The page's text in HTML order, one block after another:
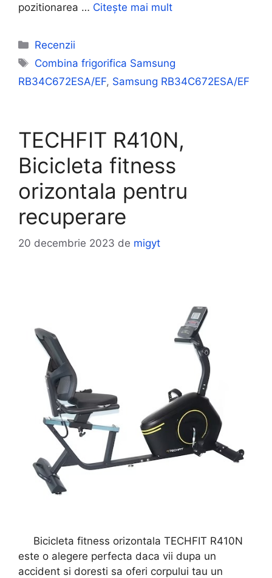
pozitionarea … Citește mai mult
Categorii
Recenzii
Etichete
Combina frigorifica Samsung
RB34C672ESA/EF, Samsung RB34C672ESA/EF
TECHFIT R410N,
Bicicleta fitness
orizontala pentru
recuperare
20 decembrie 2023 de migyt
Bicicleta fitness orizontala TECHFIT R410N
este o alegere perfecta daca vii dupa un
accident si doresti sa oferi corpului tau un